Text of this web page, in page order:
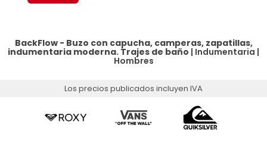
BackFlow - Buzo con capucha, camperas, zapatillas,
indumentaria moderna. Trajes de baño | Indumentaria |
Hombres
Los precios publicados incluyen IVA